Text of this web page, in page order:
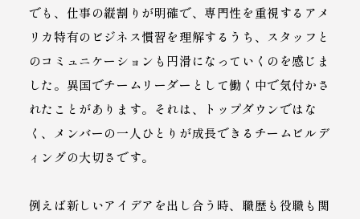
でも、仕事の縦割りが明確で、専門性を重視するアメ
リカ特有のビジネス慣習を理解するうち、スタッフと
のコミュニケーションも円滑になっていくのを感じま
した。異国でチームリーダーとして働く中で気付かさ
れたことがあります。それは、トップダウンではな
く、メンバーの一人ひとりが成長できるチームビルデ
ィングの大切さです。
例えば新しいアイデアを出し合う時、職歴も役職も関